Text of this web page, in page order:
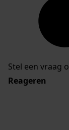
Stel een vraag
Reageren